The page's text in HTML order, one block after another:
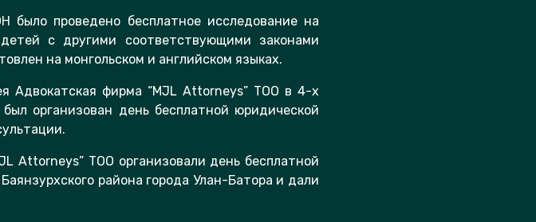
проведено бесплатное исследование на
с другими соответствующими законами
на монгольском и английском языках.
Адвокатская фирма “MJL Attorneys” ТОО в 4-х
организован день бесплатной юридической
Attorneys” ТОО организовали день бесплатной
района города Улан-Батора и дали